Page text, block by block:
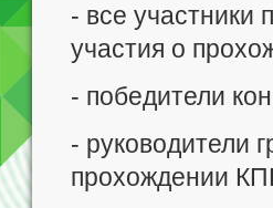
- все участники
участия о
- победители
- руководители
прохождении